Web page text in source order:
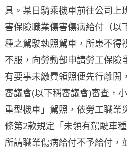
具。某日騎乘機車前往公司
害保險職業傷害傷病給付（
種之駕駛執照駕車，所患不得
不服，向勞動部申請勞工保
有要事未繳費領照便先行離
審議會(以下稱審議會)審查，
重型機車」駕照，依勞工職
條第2款規定「未領有駕駛車
所請職業傷病給付不予給付